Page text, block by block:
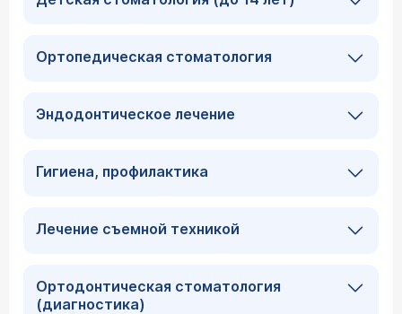
Ортопедическая стоматология
Эндодонтическое лечение
Гигиена, профилактика
Лечение съемной техникой
Ортодонтическая стоматология
(диагностика)